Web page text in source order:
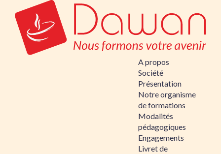
A propos
Société
Présentation
Notre organisme
de formations
Modalités
pédagogiques
Engagements
Livret de